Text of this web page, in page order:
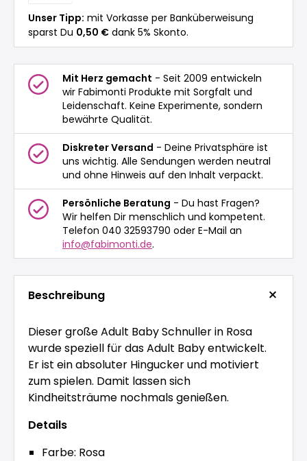
Unser Tipp: mit Vorkasse per Banküberweisung
sparst Du 0,50 € dank 5% Skonto.
Mit Herz gemacht - Seit 2009 entwickeln
wir Fabimonti Produkte mit Sorgfalt und
Leidenschaft. Keine Experimente, sondern
bewährte Qualität.
Diskreter Versand - Deine Privatsphäre ist
uns wichtig. Alle Sendungen werden neutral
und ohne Hinweis auf den Inhalt verpackt.
Persönliche Beratung - Du hast Fragen?
Wir helfen Dir menschlich und kompetent.
Telefon 040 32593790 oder E-Mail an
info@fabimonti.de.
Beschreibung
Dieser große Adult Baby Schnuller in Rosa
wurde speziell für das Adult Baby entwickelt.
Er ist ein absoluter Hingucker und motiviert
zum spielen. Damit lassen sich
Kindheitsträume nochmals genießen.
Details
Farbe: Rosa